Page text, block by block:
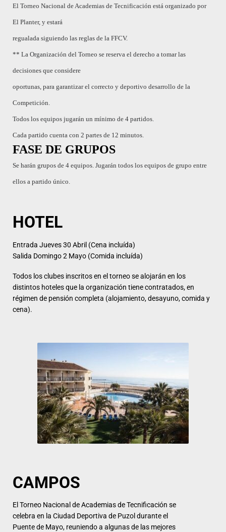
El Torneo Nacional de Academias de Tecnificación está organizado por
El Planter, y estará
regualada siguiendo las reglas de la FFCV.
** La Organización del Torneo se reserva el derecho a tomar las
decisiones que considere
oportunas, para garantizar el correcto y deportivo desarrollo de la
Competición.
Todos los equipos jugarán un mínimo de 4 partidos.
Cada partido cuenta con 2 partes de 12 minutos.
FASE DE GRUPOS
Se harán grupos de 4 equipos. Jugarán todos los equipos de grupo entre
ellos a partido único.
HOTEL
Entrada Jueves 30 Abril (Cena incluída)
Salida Domingo 2 Mayo (Comida incluída)
Todos los clubes inscritos en el torneo se alojarán en los
distintos hoteles que la organización tiene contratados, en
régimen de pensión completa (alojamiento, desayuno, comida y
cena).
CAMPOS
El Torneo Nacional de Academias de Tecnificación se
celebra en la Ciudad Deportiva de Puzol durante el
Puente de Mayo, reuniendo a algunas de las mejores